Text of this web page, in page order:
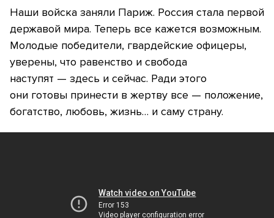
Наши войска заняли Париж. Россия стала первой
державой мира. Теперь все кажется возможным.
Молодые победители, гвардейские офицеры,
уверены, что равенство и свобода
наступят — здесь и сейчас. Ради этого
они готовы принести в жертву все — положение,
богатство, любовь, жизнь… и саму страну.